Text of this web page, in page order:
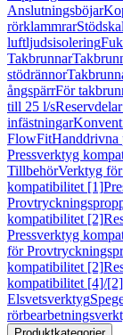
Anslutningsböjar
rörklammrarStödskal
luftljudsisolering
Takbrunnar
stödrännor
ångspärrFör
till 25 l/s
infästningar
FlowFitHanddrivna
Pressverktyg
TillbehörVerktyg
kompatibilitet [1]
kompatibilitet [2]
Pressverktyg
för
kompatibilitet [2]
kompatibilitet [4]/[2]
Elsvetsverktyg